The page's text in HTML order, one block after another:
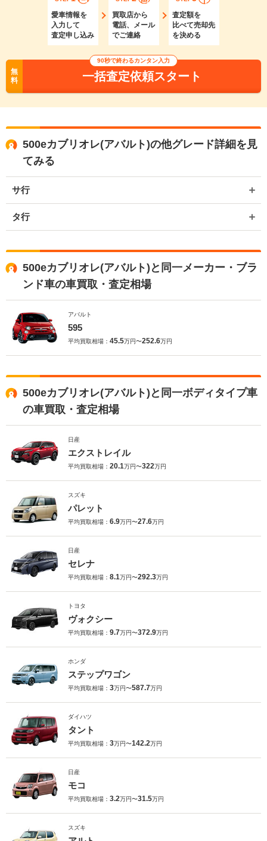
愛車情報を
入力して
査定申し込み
買取店から
電話、メール
でご連絡
査定額を
比べて売却先
を決める
無
料
90秒で終わるカンタン入力
一括査定依頼スタート
500eカブリオレ(アバルト)の他グレード詳細を見
てみる
サ行
タ行
500eカブリオレ(アバルト)と同一メーカー・ブラ
ンド車の車買取・査定相場
アバルト
595
平均買取相場： 45.5万円〜252.6万円
500eカブリオレ(アバルト)と同一ボディタイプ車
の車買取・査定相場
日産
エクストレイル
平均買取相場： 20.1万円〜322万円
スズキ
パレット
平均買取相場： 6.9万円〜27.6万円
日産
セレナ
平均買取相場： 8.1万円〜292.3万円
トヨタ
ヴォクシー
平均買取相場： 9.7万円〜372.9万円
ホンダ
ステップワゴン
平均買取相場： 3万円〜587.7万円
ダイハツ
タント
平均買取相場： 3万円〜142.2万円
日産
モコ
平均買取相場： 3.2万円〜31.5万円
スズキ